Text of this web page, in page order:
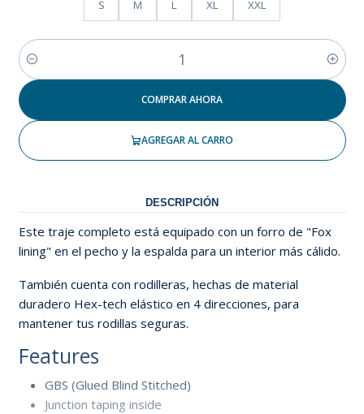
S
M L XL XXL
Cantidad
AGREGAR AL CARRO
COMPRAR AHORA
DESCRIPCIÓN
Este traje completo está equipado con un forro de "Fox
lining" en el pecho y la espalda para un interior más cálido.
También cuenta con rodilleras, hechas de material
duradero Hex-tech elástico en 4 direcciones, para
mantener tus rodillas seguras.
Features
GBS (Glued Blind Stitched)
Junction taping inside